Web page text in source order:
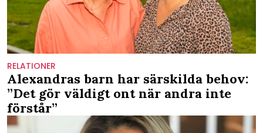
RELATIONER
Alexandras barn har särskilda behov:
”Det gör väldigt ont när andra inte
förstår”